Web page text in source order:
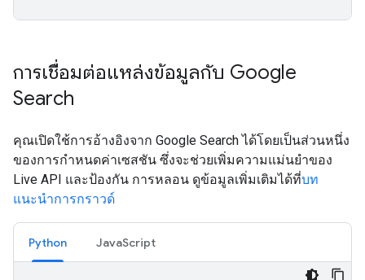
การเชื่อมต่อแหล่งข้อมูลกับ Google
Search
คุณเปิดใช้การอ้างอิงจาก Google Search ได้โดยเป็นส่วนหนึ่ง
ของการกำหนดค่าเซสชัน ซึ่งจะช่วยเพิ่มความแม่นยำของ
Live API และป้องกัน การหลอน ดูข้อมูลเพิ่มเติมได้ที่บท
แนะนำการกราวด์
Python JavaScript